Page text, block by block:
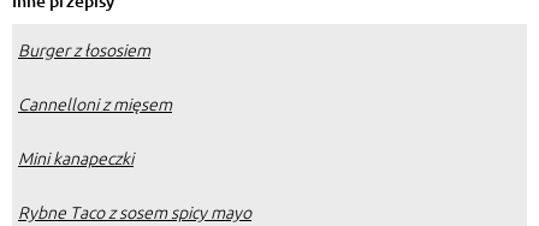
Burger z łososiem
Cannelloni z mięsem
Mini kanapeczki
Rybne Taco z sosem spicy mayo